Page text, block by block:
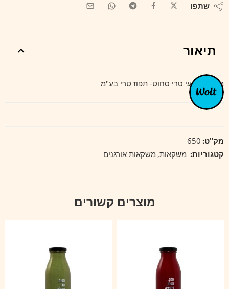
שתפו
תיאור
משקה טבעי טרי סחוט- תפוז טרי בע"מ
מק"ט: 650
קטגוריות: משקאות, משקאות אורגנים
מוצרים קשורים